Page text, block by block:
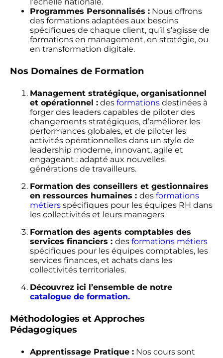
l’échelle nationale.
Programmes Personnalisés : Nous offrons
des formations adaptées aux besoins
spécifiques de chaque client, qu’il s’agisse de
formations en management, en stratégie, ou
en transformation digitale.
Nos Domaines de Formation
Management stratégique, organisationnel
et opérationnel : des formations destinées à
forger des leaders capables de piloter des
changements stratégiques, d’améliorer les
performances globales, et de piloter les
activités opérationnelles dans un style de
leadership moderne, innovant, agile et
engageant : adapté aux nouvelles
générations de travailleurs.
Formation des conseillers et gestionnaires
en ressources humaines : des formations
métiers spécifiques pour les équipes RH dans
les collectivités et leurs managers.
Formation des agents comptables des
services financiers : des formations métiers
spécifiques pour les équipes comptables, les
services finances, et achats dans les
collectivités territoriales.
Découvrez ici l’ensemble de notre
catalogue de formation.
Méthodologies et Approches
Pédagogiques
Apprentissage Pratique : Nos cours sont